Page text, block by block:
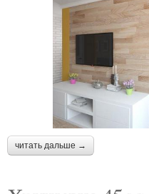
читать дальше →